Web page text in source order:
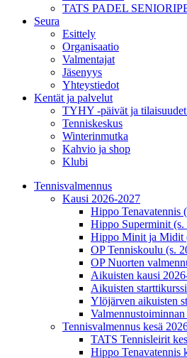
TATS PADEL
Seura
Esittely
Organisaatio
Valmentajat
Jäsenyys
Yhteystiedot
Kentät ja palvelut
TYHY -päivät ja
Tenniskeskus
Winterinmutka
Kahvio ja shop
Klubi
Tennisvalmennus
Kausi 2026-2027
Hippo Tenavatennis
Hippo Superminit (s.
Hippo Minit ja Midit
OP Tenniskoulu (s.
OP Nuorten
Aikuisten kausi
Aikuisten
Ylöjärven aikuisten
Tennisvalmennus kesä
TATS Tennisleirit
Hippo Tenavatennis